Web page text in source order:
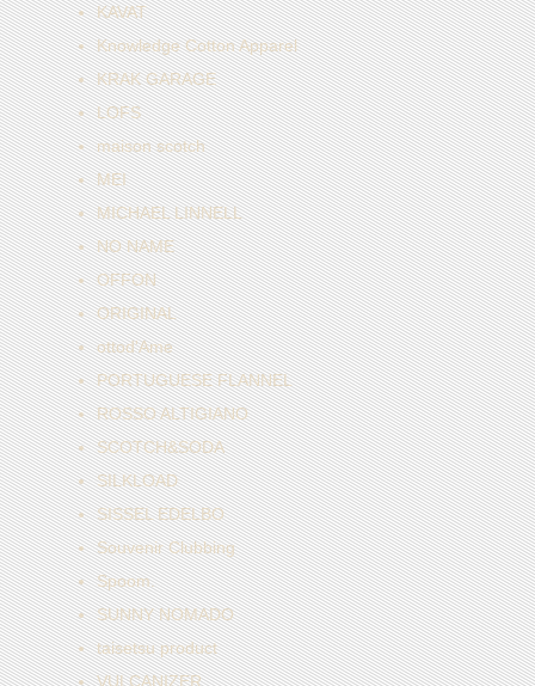
KAVAT
Knowledge Cotton Apparel
KRAK GARAGE
LOFS
maison scotch
MEI
MICHAEL LINNELL
NO NAME
OFFON
ORIGINAL
ottod'Ame
PORTUGUESE FLANNEL
ROSSO ALTIGIANO
SCOTCH&SODA
SILKLOAD
SISSEL EDELBO
Souvenir Clubbing
Spoom.
SUNNY NOMADO
taisetsu product
VULCANIZER